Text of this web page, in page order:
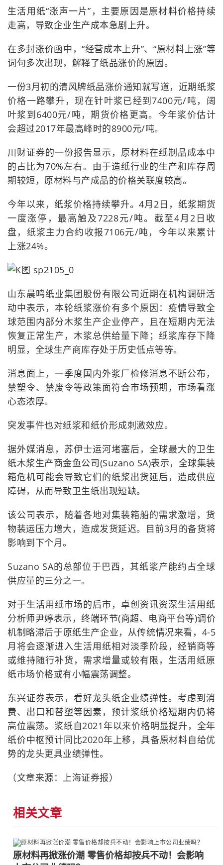
生活用纸“涨声一片”，主要原因是原材料价格持续
走高，导致企业生产成本急剧上升。
在多封涨价函中，“经营成本上升”、“原材料上涨”等
词句多次出现，解释了纸品涨价的原因。
一份3月初的清风牌纸品涨价通知就写道，近期纸浆
价格一路攀升，现在针叶浆已经到7400元/吨，阔
叶浆到6400元/吨，期货价格更高。今年浆价估计
会超过2017年最高峰时的8900元/吨。
川财证券的一份报告显示，原材料在纸制品成本中
的占比为70%左右。由于造纸行业的生产和库存周
期较短，原材料与产成品的价格关联度较高。
今年以来，纸浆价格持续攀升。4月2日，纸浆期货
一度涨停，最高触及7228元/吨。截至4月2日收
盘，纸浆主力合约收报7106元/吨，今年以来累计
上涨24%。
山东晨鸣纸业集团股份有限公司近期在机构调研活
动中表示，本轮纸浆涨价有多个原因：疫情导致全
球范围内部分木浆生产企业停产，且在短期内无法
恢复正常生产，木浆总供给量下降；纸浆库存下降
明显，全球生产商库存处于历史低点等等。
消息面上，一季度国内外浆厂检修消息不断公布，
禁塑令、禁废令等政策面符合市场预期，市场看涨
心态浓厚。
突发事件也对纸浆和纸价形成刺激效应。
据外媒消息，苏伊士运河堵塞后，全球最大的卫生
纸木浆生产商金鱼公司(Suzano SA)表示，全球集装
箱危机可能会导致它们的纸浆出货延后，造成供应
障碍，从而导致卫生纸出现短缺。
该公司表示，随着各地对集装箱船的需求激增，货
物装运压力增大，造成发货延迟。目前3月的备货将
影响到下个月。
Suzano SA的总部位于巴西，其纸浆产能约占全球
供应量的三分之一。
对于生活用纸市场的后市，卓创资讯资深生活用纸
分析师尹婷表示，终端环节(商超、电商平台等)调价
机制略滞后于原纸生产企业，从传统情况来看，4-5
月将会逐渐进入生活用纸相对淡季阶段，经销商等
或维持随行补货，需求增量或较有限，生活用纸原
纸市场价格或有小幅震荡调整。
东兴证券表示，看好龙头纸企业绩弹性。考虑到消
费、出口和替塑等因素，预计浆纸价格短期内仍将
高位震荡。浆纸自2021年以来价格明显提升，全年
纸价中枢预计同比2020年上移，具备原材料自给优
势的龙头更具业绩弹性。
（文章来源：上海证券报）
相关文章
原材料再掀涨价潮 零售价格却按兵不动！会影响